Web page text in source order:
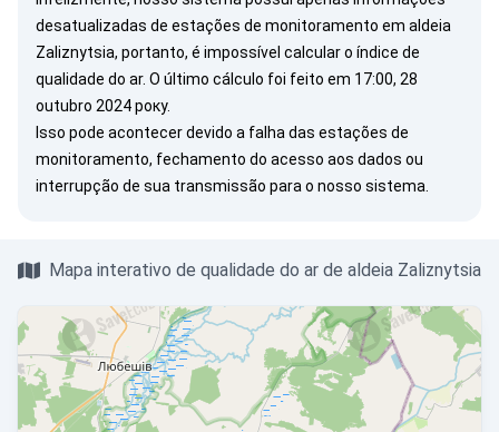
desatualizadas de estações de monitoramento em aldeia
Zaliznytsia, portanto, é impossível calcular o índice de
qualidade do ar. O último cálculo foi feito em 17:00, 28
outubro 2024 року.
Isso pode acontecer devido a falha das estações de
monitoramento, fechamento do acesso aos dados ou
interrupção de sua transmissão para o nosso sistema.
Mapa interativo de qualidade do ar de aldeia Zaliznytsia